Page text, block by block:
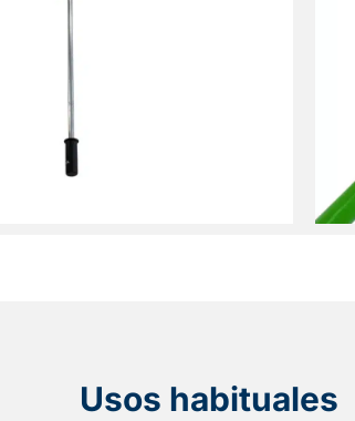
Usos habituales